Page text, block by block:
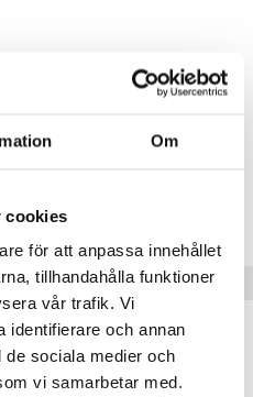
Om
cookies
för att anpassa innehållet
tillhandahålla funktioner
vår trafik. Vi
identifierare och annan
de sociala medier och
vi samarbetar med.
kr
dig